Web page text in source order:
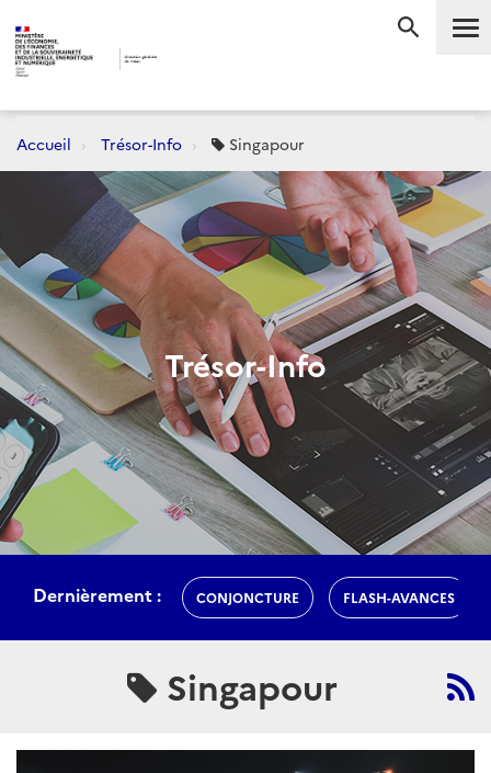
Accueil Trésor-Info Singapour
Trésor-Info
Dernièrement : CONJONCTURE FLASH-AVANCES
Singapour